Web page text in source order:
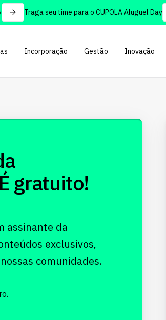
Traga seu time para o CUPOLA Aluguel Day
Incorporação Gestão Inovação
gratuito!
assinante da
exclusivos,
comunidades.